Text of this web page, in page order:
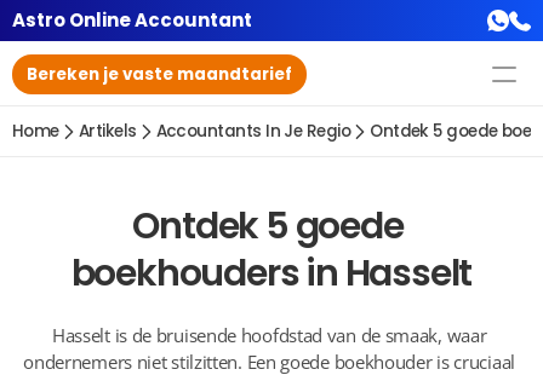
Astro Online Accountant
Bereken je vaste maandtarief
Home Artikels Accountants In Je Regio Ontdek 5 goede
Ontdek 5 goede
boekhouders in Hasselt
Hasselt is de bruisende hoofdstad van de smaak, waar
ondernemers niet stilzitten. Een goede boekhouder is cruciaal